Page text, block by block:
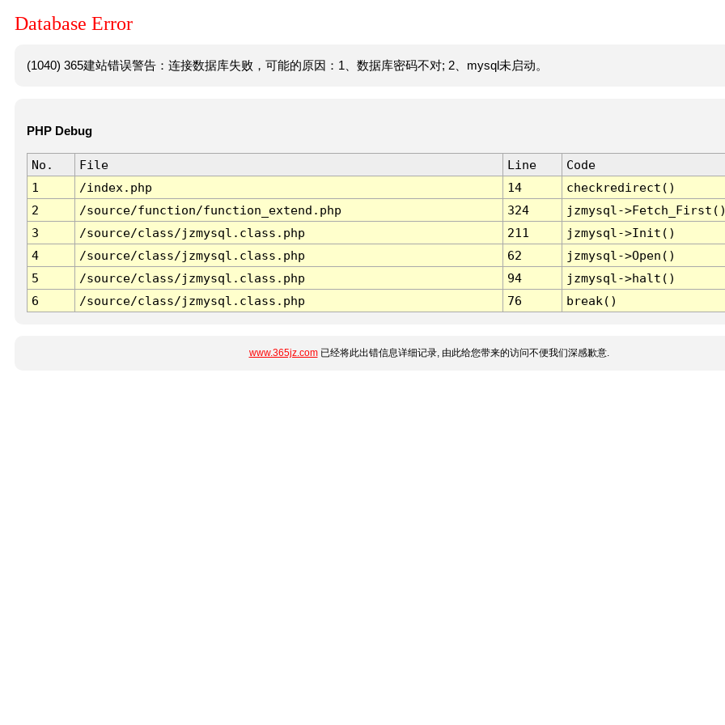
Database Error
(1040) 365建站错误警告：连接数据库失败，可能的原因：1、数据库密码不对; 2、mysql未启动。
PHP Debug
No. File Line
Code
1
/index.php 14
checkredirect()
2
/source/function/function_extend.php 324
jzmysql-
3
/source/class/jzmysql.class.php 211
jzmysql->Init()
4
/source/class/jzmysql.class.php 62
jzmysql->Open()
5
/source/class/jzmysql.class.php 94
jzmysql->halt()
6
/source/class/jzmysql.class.php 76 break()
www.365jz.com已经将此出错信息详细记录, 由此给您带来的访问不便我们深感歉意.